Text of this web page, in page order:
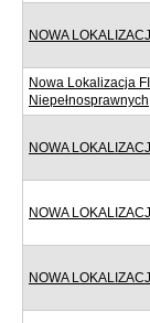
NOWA
Nowa Lokalizacja
Niepełnosprawnych
NOWA
NOWA
NOWA